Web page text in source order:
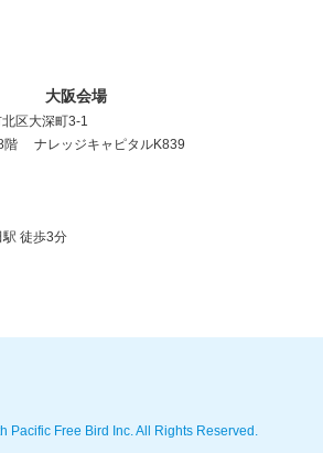
大阪会場
区大深町3-1
階 ナレッジキャピタルK839
徒歩3分
Pacific Free Bird Inc. All Rights Reserved.